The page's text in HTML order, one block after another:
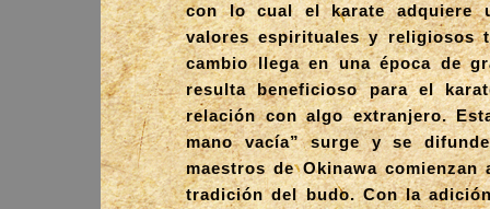
con lo cual el karate adquiere
valores espirituales y religiosos
cambio llega en una época de
resulta beneficioso para el
relación con algo extranjero.
mano vacía” surge y se
maestros de Okinawa
tradición del budo. Con la